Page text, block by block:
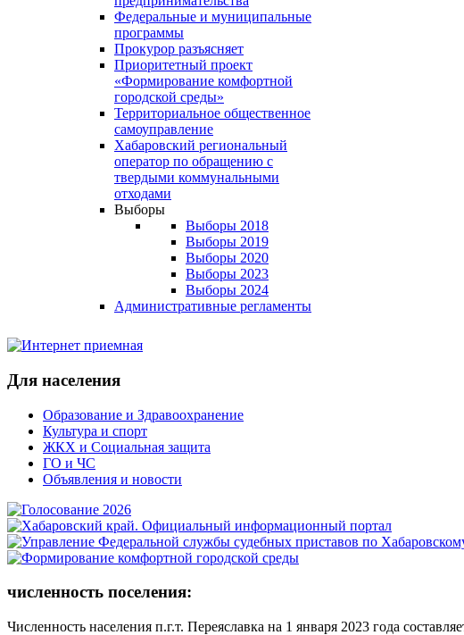
Федеральные и муниципальные
программы
Прокурор разъясняет
Приоритетный проект
«Формирование комфортной
городской среды»
Территориальное общественное
самоуправление
Хабаровский региональный
оператор по обращению с
твердыми коммунальными
отходами
Выборы
Выборы 2018
Выборы 2019
Выборы 2020
Выборы 2023
Выборы 2024
Административные регламенты
Для населения
Образование и Здравоохранение
Культура и спорт
ЖКХ и Социальная защита
ГО и ЧС
Объявления и новости
численность поселения:
Численность населения п.г.т. Переяславка на 1 января 2023 года